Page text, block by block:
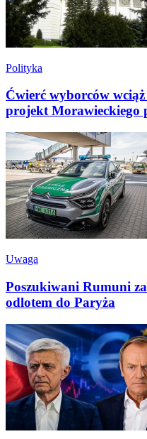
Polityka
Ćwierć wyborców
projekt Morawieckiego
Uwaga
Poszukiwani Rumuni
odlotem do Paryża